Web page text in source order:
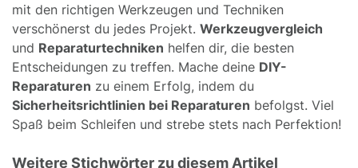
mit den richtigen Werkzeugen und Techniken
verschönerst du jedes Projekt. Werkzeugvergleich
und Reparaturtechniken helfen dir, die besten
Entscheidungen zu treffen. Mache deine DIY-
Reparaturen zu einem Erfolg, indem du
Sicherheitsrichtlinien bei Reparaturen befolgst. Viel
Spaß beim Schleifen und strebe stets nach Perfektion!
Weitere Stichwörter zu diesem Artikel